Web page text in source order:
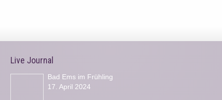
Live Journal
Bad Ems im Frühling
17. April 2024